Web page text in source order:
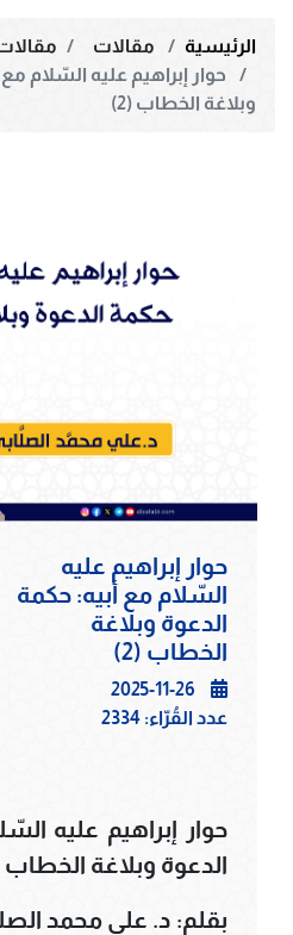
الرئيسية مقالات
حوار إبراهيم عليه السّلام
وبلاغة الخطاب (2)
حوار إبراهيم عليه
السّلام مع أبيه: حكمة
الدعوة وبلاغة
الخطاب (2)
2025-11-26
عدد القُرّاء: 2334
حوار إبراهيم عليه
الدعوة وبلاغة الخطاب
بقلم: د. علي محمد